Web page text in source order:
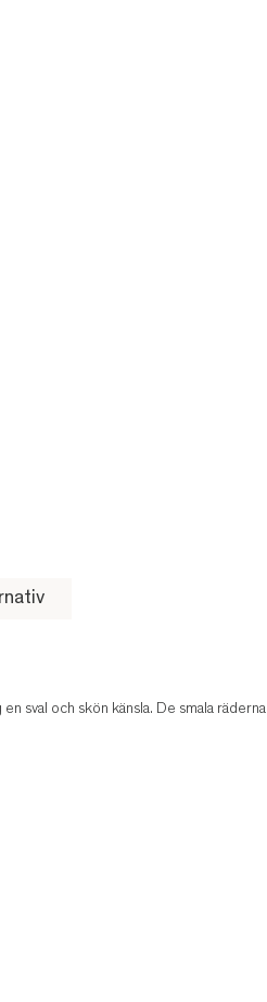
sval och skön känsla. De smala räderna